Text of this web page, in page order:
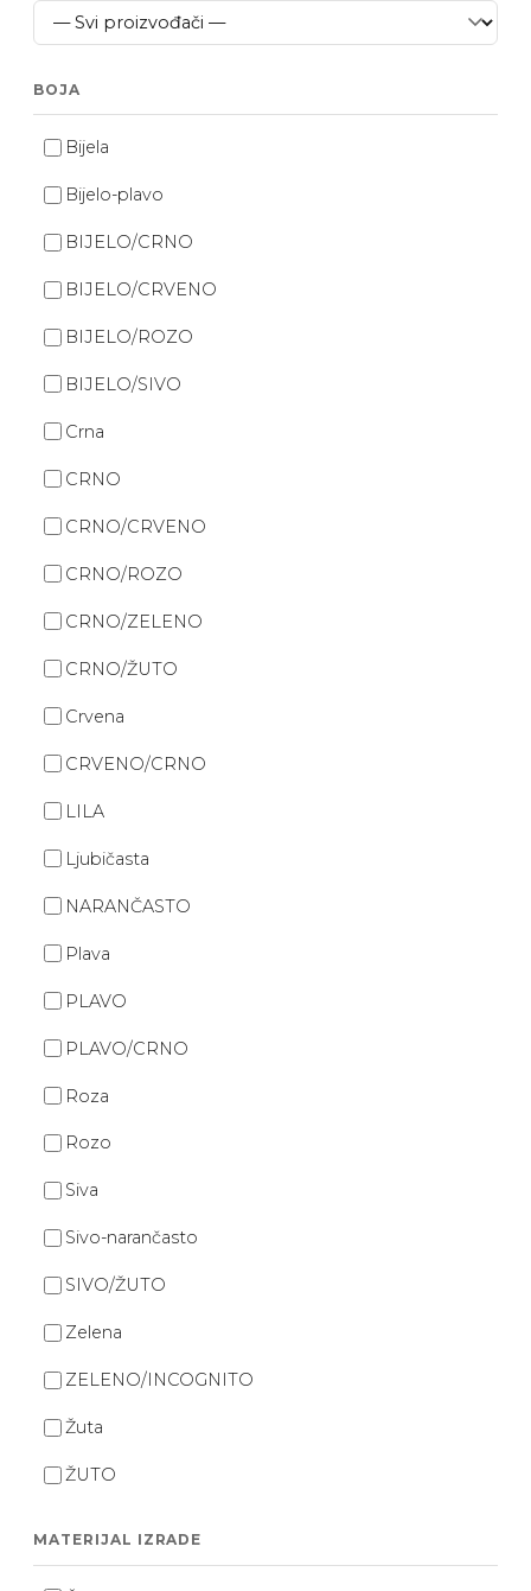
BOJA
Bijela
Bijelo-plavo
BIJELO/CRNO
BIJELO/CRVENO
BIJELO/ROZO
BIJELO/SIVO
Crna
CRNO
CRNO/CRVENO
CRNO/ROZO
CRNO/ZELENO
CRNO/ŽUTO
Crvena
CRVENO/CRNO
LILA
Ljubičasta
NARANČASTO
Plava
PLAVO
PLAVO/CRNO
Roza
Rozo
Siva
Sivo-narančasto
SIVO/ŽUTO
Zelena
ZELENO/INCOGNITO
Žuta
ŽUTO
MATERIJAL IZRADE